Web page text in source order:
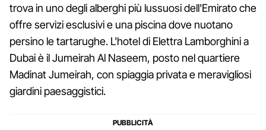
trova in uno degli alberghi più lussuosi dell'Emirato che
offre servizi esclusivi e una piscina dove nuotano
persino le tartarughe. L'hotel di Elettra Lamborghini a
Dubai è il Jumeirah Al Naseem, posto nel quartiere
Madinat Jumeirah, con spiaggia privata e meravigliosi
giardini paesaggistici.